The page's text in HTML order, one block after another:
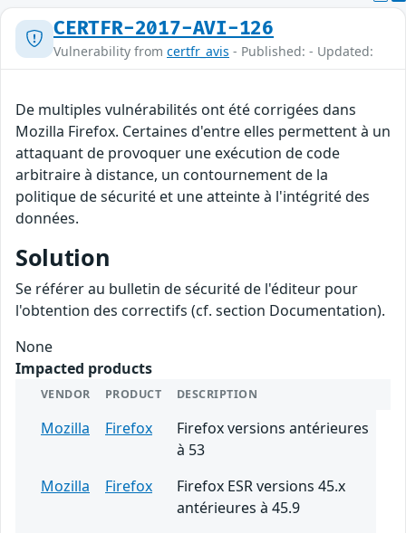
CERTFR-2017-AVI-126
Vulnerability from certfr_avis - Published: - Updated:
De multiples vulnérabilités ont été corrigées dans
Mozilla Firefox. Certaines d'entre elles permettent à un
attaquant de provoquer une exécution de code
arbitraire à distance, un contournement de la
politique de sécurité et une atteinte à l'intégrité des
données.
Solution
Se référer au bulletin de sécurité de l'éditeur pour
l'obtention des correctifs (cf. section Documentation).
None
Impacted products
VENDOR PRODUCT DESCRIPTION
Mozilla Firefox
Firefox versions antérieures
à 53
Mozilla
Firefox
Firefox ESR versions 45.x
antérieures à 45.9